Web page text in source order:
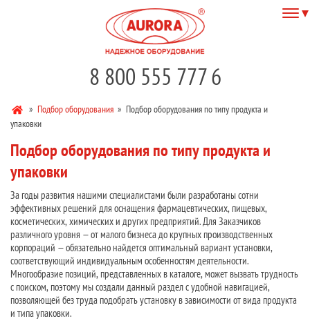
8 800 555 777 6
» Подбор оборудования » Подбор оборудования по типу продукта и
упаковки
Подбор оборудования по типу продукта и
упаковки
За годы развития нашими специалистами были разработаны сотни
эффективных решений для оснащения фармацевтических, пищевых,
косметических, химических и других предприятий. Для Заказчиков
различного уровня — от малого бизнеса до крупных производственных
корпораций — обязательно найдется оптимальный вариант установки,
соответствующий индивидуальным особенностям деятельности.
Многообразие позиций, представленных в каталоге, может вызвать трудность
с поиском, поэтому мы создали данный раздел с удобной навигацией,
позволяющей без труда подобрать установку в зависимости от вида продукта
и типа упаковки.